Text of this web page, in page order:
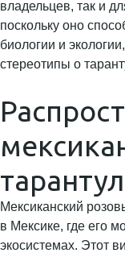
владельцев, так и
поскольку оно
биологии и
стереотипы о
Мексиканский
в Мексике, где его
экосистемах. Этот